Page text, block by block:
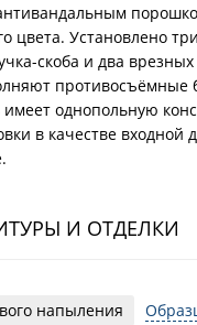
цвета. Установлено
скоба и два врезных
противосъёмные
однопольную
в качестве входной
И ОТДЕЛКИ
напыления